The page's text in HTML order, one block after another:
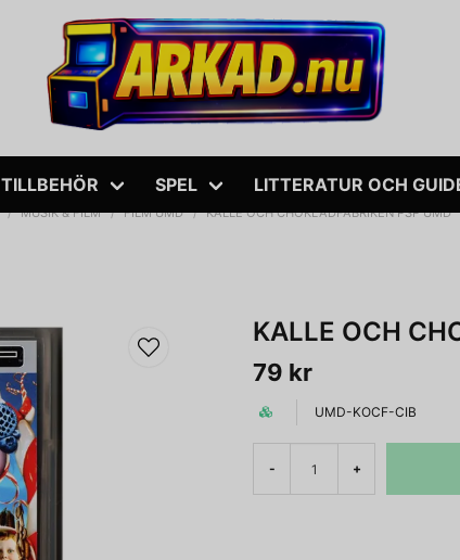
TILLBEHÖR SPEL LITTERATUR OCH
MUSIK & FILM FILM UMD KALLE OCH CHOKLADFABRIKEN PSP UMD
KALLE OCH
79 kr
UMD-KOCF-CIB
- +